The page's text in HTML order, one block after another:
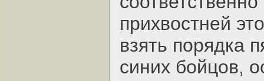
прихвостней
взять порядка
синих бойцов,